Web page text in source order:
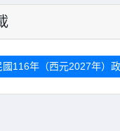
國116年（西元2027年）